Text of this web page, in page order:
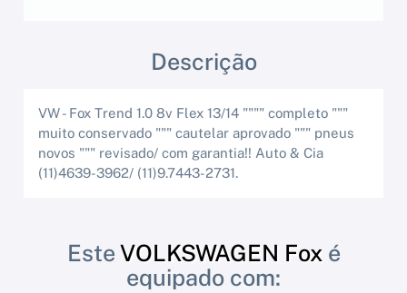
Descrição
VW - Fox Trend 1.0 8v Flex 13/14 """" completo """
muito conservado """ cautelar aprovado """ pneus
novos """ revisado/ com garantia!! Auto & Cia
(11)4639-3962/ (11)9.7443-2731.
Este VOLKSWAGEN Foxé
equipado com: